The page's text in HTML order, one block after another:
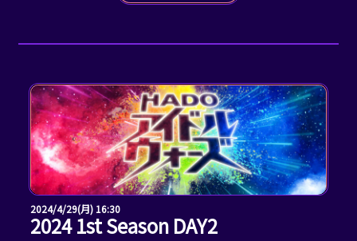
2024/4/29(月) 16:30
2024 1st Season DAY2